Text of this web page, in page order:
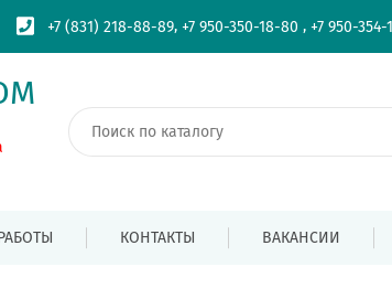
+7 (831) 218-88-89,+7 950-350-18-80 ,+7 950-354-
КОНТАКТЫ ВАКАНСИИ